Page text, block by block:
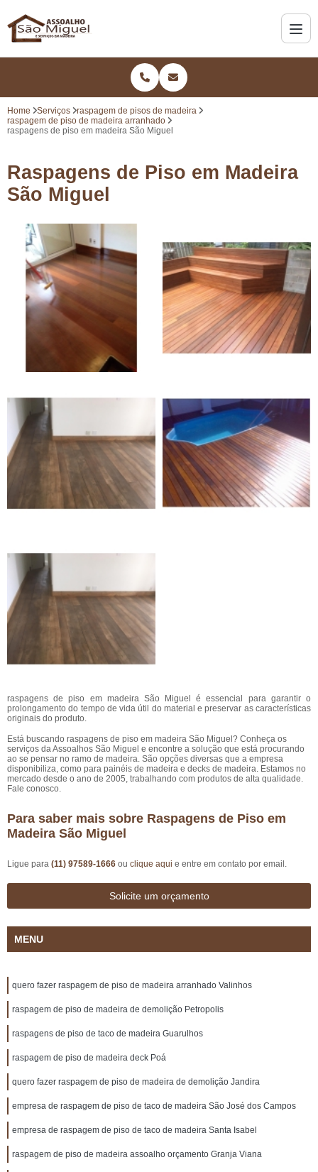
Home Serviços
raspagem de pisos de madeira
raspagem de piso de madeira arranhado
raspagens de piso em madeira São Miguel
Raspagens de Piso em Madeira
São Miguel
raspagens de piso em madeira São Miguel é essencial para garantir o
prolongamento do tempo de vida útil do material e preservar as características
originais do produto.
Está buscando raspagens de piso em madeira São Miguel? Conheça os
serviços da Assoalhos São Miguel e encontre a solução que está procurando
ao se pensar no ramo de madeira. São opções diversas que a empresa
disponibiliza, como para painéis de madeira e decks de madeira. Estamos no
mercado desde o ano de 2005, trabalhando com produtos de alta qualidade.
Fale conosco.
Para saber mais sobre Raspagens de Piso em
Madeira São Miguel
Ligue para (11) 97589-1666 ou clique aqui e entre em contato por email.
Solicite um orçamento
MENU
quero fazer raspagem de piso de madeira arranhado Valinhos
raspagem de piso de madeira de demolição Petropolis
raspagens de piso de taco de madeira Guarulhos
raspagem de piso de madeira deck Poá
quero fazer raspagem de piso de madeira de demolição Jandira
empresa de raspagem de piso de taco de madeira São José dos Campos
empresa de raspagem de piso de taco de madeira Santa Isabel
raspagem de piso de madeira assoalho orçamento Granja Viana